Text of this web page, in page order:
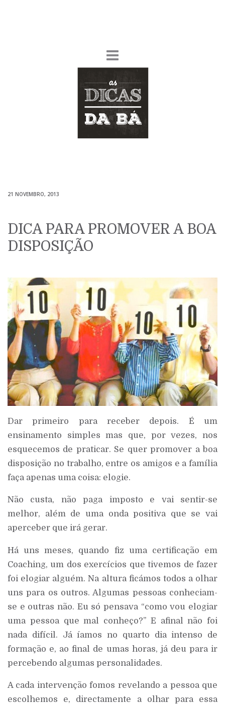
21 NOVEMBRO, 2013
DICA PARA PROMOVER A BOA
DISPOSIÇÃO
Dar primeiro para receber depois. É um
ensinamento simples mas que, por vezes, nos
esquecemos de praticar. Se quer promover a boa
disposição no trabalho, entre os amigos e a família
faça apenas uma coisa: elogie.
Não custa, não paga imposto e vai sentir-se
melhor, além de uma onda positiva que se vai
aperceber que irá gerar.
Há uns meses, quando fiz uma certificação em
Coaching, um dos exercícios que tivemos de fazer
foi elogiar alguém. Na altura ficámos todos a olhar
uns para os outros. Algumas pessoas conheciam-
se e outras não. Eu só pensava “como vou elogiar
uma pessoa que mal conheço?” E afinal não foi
nada difícil. Já íamos no quarto dia intenso de
formação e, ao final de umas horas, já deu para ir
percebendo algumas personalidades.
A cada intervenção fomos revelando a pessoa que
escolhemos e, directamente a olhar para essa